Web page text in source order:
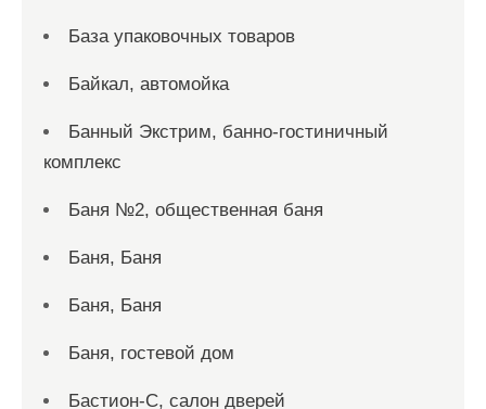
База упаковочных товаров
Байкал, автомойка
Банный Экстрим, банно-гостиничный
комплекс
Баня №2, общественная баня
Баня, Баня
Баня, Баня
Баня, гостевой дом
Бастион-С, салон дверей